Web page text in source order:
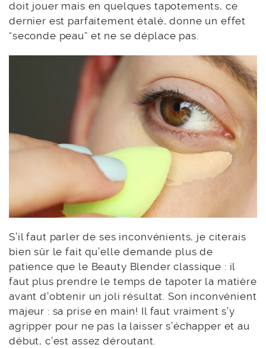
doit jouer mais en quelques tapotements, ce
dernier est parfaitement étalé, donne un effet
“seconde peau” et ne se déplace pas.
S’il faut parler de ses inconvénients, je citerais
bien sûr le fait qu’elle demande plus de
patience que le Beauty Blender classique : il
faut plus prendre le temps de tapoter la matière
avant d’obtenir un joli résultat. Son inconvénient
majeur : sa prise en main! Il faut vraiment s’y
agripper pour ne pas la laisser s’échapper et au
début, c’est assez déroutant.